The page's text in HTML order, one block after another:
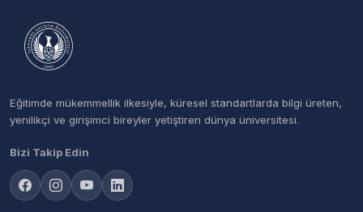
Eğitimde mükemmellik ilkesiyle, küresel standartlarda bilgi üreten,
yenilikçi ve girişimci bireyler yetiştiren dünya üniversitesi.
Bizi Takip Edin